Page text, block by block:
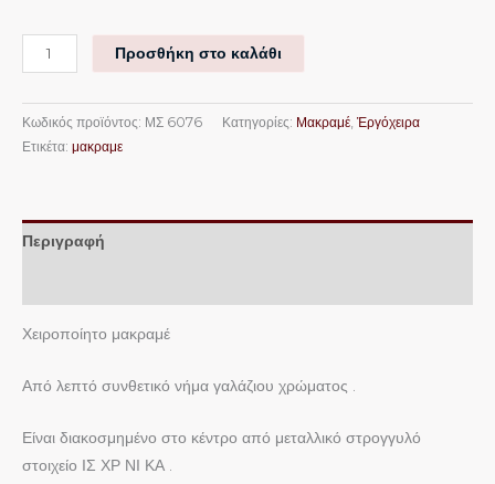
Προσθήκη στο καλάθι
Κωδικός προϊόντος: ΜΣ 6076 Κατηγορίες: Μακραμέ, Ἐργόχειρα
Ετικέτα: μακραμε
Περιγραφή
Χειροποίητο μακραμέ
Από λεπτό συνθετικό νήμα γαλάζιου χρώματος .
Είναι διακοσμημένο στο κέντρο από μεταλλικό στρογγυλό
στοιχείο ΙΣ ΧΡ ΝΙ ΚΑ .